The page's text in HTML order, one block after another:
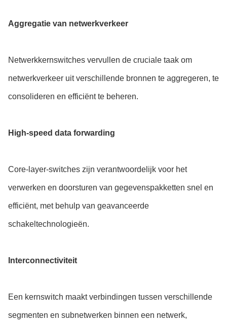
Aggregatie van netwerkverkeer
Netwerkkernswitches vervullen de cruciale taak om
netwerkverkeer uit verschillende bronnen te aggregeren, te
consolideren en efficiënt te beheren.
High-speed data forwarding
Core-layer-switches zijn verantwoordelijk voor het
verwerken en doorsturen van gegevenspakketten snel en
efficiënt, met behulp van geavanceerde
schakeltechnologieën.
Interconnectiviteit
Een kernswitch maakt verbindingen tussen verschillende
segmenten en subnetwerken binnen een netwerk,